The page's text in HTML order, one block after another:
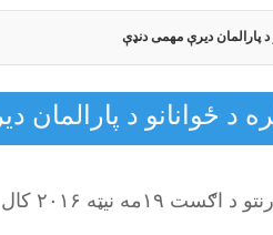
د پارالمان دیرې مهمی دنډې
د ځوانانو د
۱۹مه نیټه ۲۰۱۶ کال.